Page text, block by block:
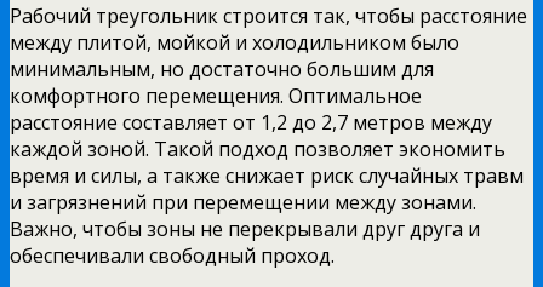
Рабочий треугольник строится так, чтобы расстояние
между плитой, мойкой и холодильником было
минимальным, но достаточно большим для
комфортного перемещения. Оптимальное
расстояние составляет от 1,2 до 2,7 метров между
каждой зоной. Такой подход позволяет экономить
время и силы, а также снижает риск случайных травм
и загрязнений при перемещении между зонами.
Важно, чтобы зоны не перекрывали друг друга и
обеспечивали свободный проход.